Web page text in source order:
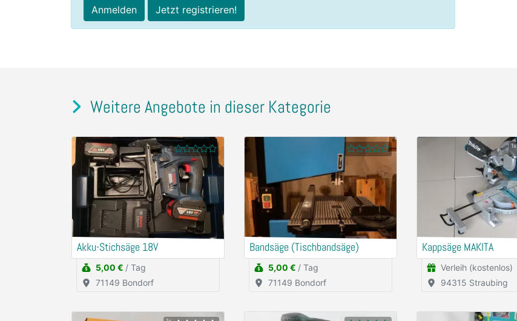
Anmelden Jetzt registrieren!
Weitere Angebote in dieser Kategorie
Akku-Stichsäge 18V
5,00 € / Tag
71149 Bondorf
Bandsäge (Tischbandsäge)
5,00 € / Tag
71149 Bondorf
1x
Kappsäge MAKITA
Verleih (kostenlos)
94315 Straubing